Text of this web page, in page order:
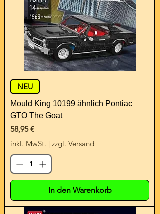
NEU
Mould King 10199 ähnlich Pontiac
GTO The Goat
Preis
58,95 €
inkl. MwSt. | zzgl. Versand
In den Warenkorb